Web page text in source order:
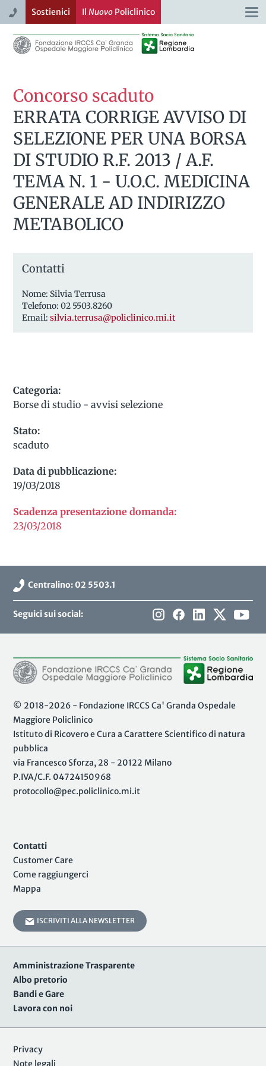
Sostienici Il NuovoPoliclinico
Concorso scaduto
ERRATA CORRIGE AVVISO DI
SELEZIONE PER UNA BORSA
DI STUDIO R.F. 2013 / A.F.
TEMA N. 1 - U.O.C. MEDICINA
GENERALE AD INDIRIZZO
METABOLICO
Contatti
Nome: Silvia Terrusa
Telefono: 02 5503.8260
Email:silvia.terrusa@policlinico.mi.it
Categoria:
Borse di studio - avvisi selezione
Stato:
scaduto
Data di pubblicazione:
19/03/2018
Scadenza presentazione domanda:
23/03/2018
Centralino: 02 5503.1
Seguici sui social:
© 2018-2026 - Fondazione IRCCS Ca' Granda Ospedale
Maggiore Policlinico
Istituto di Ricovero e Cura a Carattere Scientifico di natura
pubblica
via Francesco Sforza, 28 - 20122 Milano
P.IVA/C.F. 04724150968
protocollo@pec.policlinico.mi.it
Contatti
Customer Care
Come raggiungerci
Mappa
ISCRIVITI ALLA NEWSLETTER
Amministrazione Trasparente
Albo pretorio
Bandi e Gare
Lavora con noi
Privacy
Note legali